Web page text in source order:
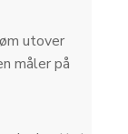
utover
måler på